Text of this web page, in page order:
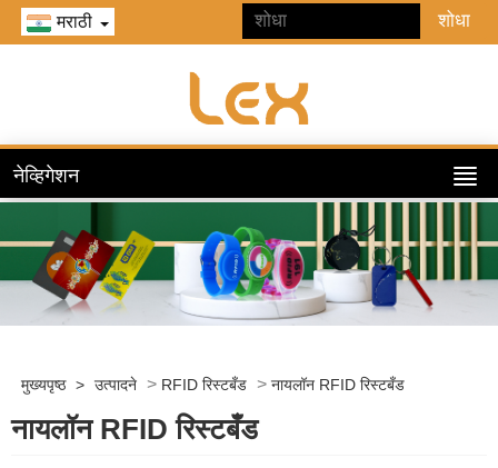
मराठी
नेव्हिगेशन
मुख्यपृष्ठ > उत्पादने > RFID रिस्टबँड > नायलॉन RFID रिस्टबँड
नायलॉन RFID रिस्टबँड